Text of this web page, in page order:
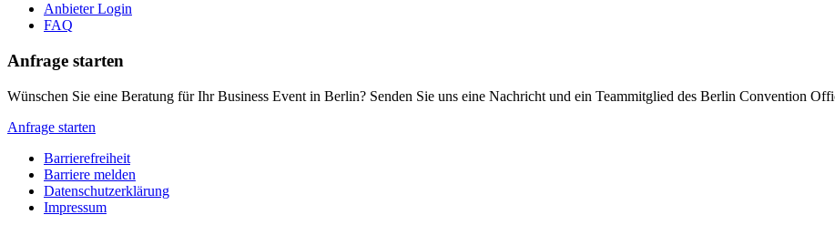
Anbieter Login
FAQ
Anfrage starten
Wünschen Sie eine Beratung für Ihr Business Event in Berlin? Senden Sie uns eine Nachricht und ein Teammitglied des Berlin Convention
Anfrage starten
Metanavigation
Barrierefreiheit
Barriere melden
Datenschutzerklärung
Impressum